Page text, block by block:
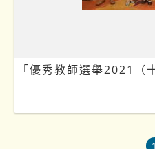
「優秀教師選舉2021（
1